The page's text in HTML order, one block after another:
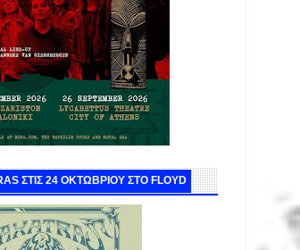
ΣΤΙΣ 24 ΟΚΤΩΒΡΙΟΥ ΣΤΟ FLOYD